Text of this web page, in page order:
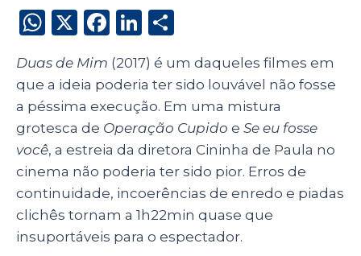
W
a
ts
A
p
p
X
F
c
e
b
o
o
k
Li
k
e
dI
n
a
re
Duas de Mim (2017) é um daqueles filmes em
que a ideia poderia ter sido louvável não fosse
a péssima execução. Em uma mistura
grotesca de Operação Cupido e Se eu fosse
você, a estreia da diretora Cininha de Paula no
cinema não poderia ter sido pior. Erros de
continuidade, incoerências de enredo e piadas
clichês tornam a 1h22min quase que
insuportáveis para o espectador.